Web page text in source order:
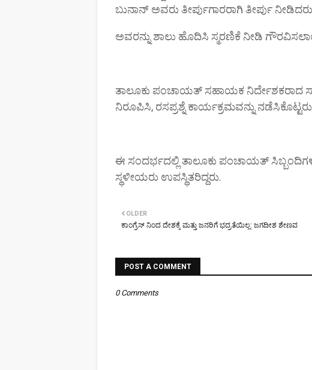
ಬುನಾನ್ ಅವರು ತೀರ್ಪುಗಾರರಾಗಿ ತೀರ್ಪು
ಅವರನ್ನು ಶಾಲು ಹೊದಿಸಿ ಸ್ಮರಣಿಕೆ ನೀಡಿ
ತಾಲೂಕು ಪಂಚಾಯತ್ ಸಹಾಯಕ ನಿರ್ದೇಶಕರಾದ
ನಿರೂಪಿಸಿ, ರಸಪ್ರಶ್ನೆ ಕಾರ್ಯಕ್ರಮವನ್ನು
ಈ ಸಂದರ್ಭದಲ್ಲಿ ತಾಲೂಕು ಪಂಚಾಯತ್
ಸ್ಥಳೀಯರು ಉಪಸ್ಥಿತರಿದ್ದರು.
OLDER
ಕಾಂಗ್ರೆಸ್ ನಿಂದ ದೇಶಕ್ಕೆ ಮತ್ತು ಜನರಿಗೆ ಭದ್ರತೆಯಿಲ್ಲ: ಜಗದೀಶ ಶೇಣವ
POST A COMMENT
0 Comments